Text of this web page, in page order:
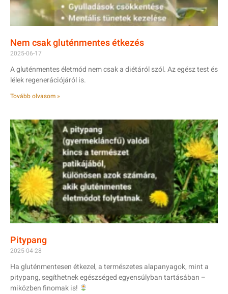
Nem csak gluténmentes étkezés
2025-06-17
A gluténmentes életmód nem csak a diétáról szól. Az egész test és
lélek regenerációjáról is.
Tovább olvasom »
Pitypang
2025-04-28
Ha gluténmentesen étkezel, a természetes alapanyagok, mint a
pitypang, segíthetnek egészséged egyensúlyban tartásában –
miközben finomak is!